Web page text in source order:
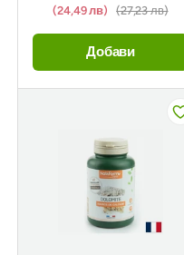
(24,49 лв) (27,23 лв)
Добави